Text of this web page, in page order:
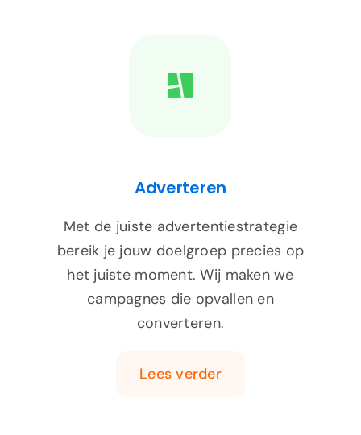
Adverteren
Met de juiste advertentiestrategie
bereik je jouw doelgroep precies op
het juiste moment. Wij maken we
campagnes die opvallen en
converteren.
Lees verder